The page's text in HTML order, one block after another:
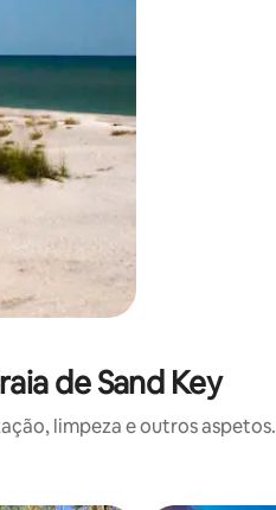
de Sand Key
limpeza e outros aspetos.